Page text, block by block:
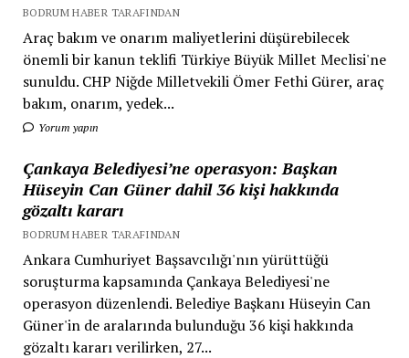
BODRUM HABER TARAFINDAN
Araç bakım ve onarım maliyetlerini düşürebilecek
önemli bir kanun teklifi Türkiye Büyük Millet Meclisi'ne
sunuldu. CHP Niğde Milletvekili Ömer Fethi Gürer, araç
bakım, onarım, yedek...
Yorum yapın
Çankaya Belediyesi’ne operasyon: Başkan
Hüseyin Can Güner dahil 36 kişi hakkında
gözaltı kararı
BODRUM HABER TARAFINDAN
Ankara Cumhuriyet Başsavcılığı'nın yürüttüğü
soruşturma kapsamında Çankaya Belediyesi'ne
operasyon düzenlendi. Belediye Başkanı Hüseyin Can
Güner'in de aralarında bulunduğu 36 kişi hakkında
gözaltı kararı verilirken, 27...